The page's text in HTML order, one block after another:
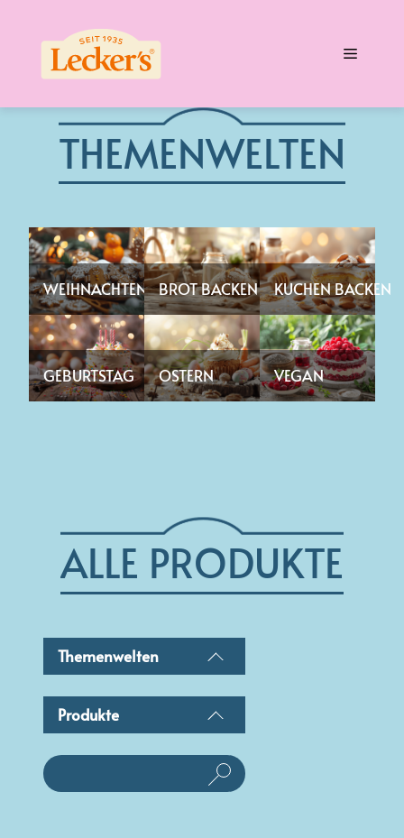
springen
Menü
THEMENWELTEN
WEIHNACHTEN BROT BACKEN KUCHEN BACKEN
GEBURTSTAG OSTERN VEGAN
ALLE PRODUKTE
Themenwelten
Produkte